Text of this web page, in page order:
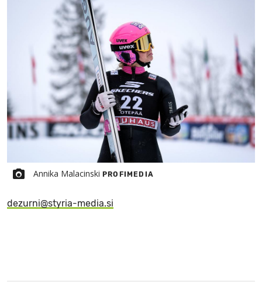
Annika Malacinski PROFIMEDIA
dezurni@styria-media.si